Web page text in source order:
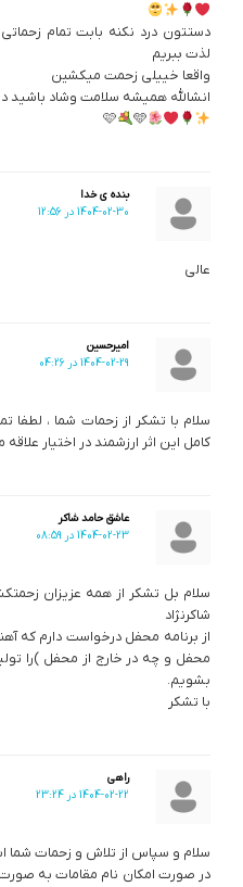
دستتون درد نکنه بابت تمام
لذت ببریم
واقعا خییلی زحمت میکشین
انشالله همیشه سلامت وشاد باشید در
🩷
🩵
بنده ی خدا
1404-02-30 در 12:56
عالی
امیرحسین
1404-02-29 در 04:26
سلام با تشکر از زحمات شما ، لطفا
کامل این اثر ارزشمند در اختیار علاقه
عاشق حامد شاکر
1404-02-23 در 08:59
سلام بل تشکر از همه عزیزان
شاکرنژاد
از برنامه محفل درخواست دارم که
محفل و چه در خارج از محفل )را
بشویم.
با تشکر
راهی
1404-02-22 در 23:24
سلام و سپاس از تلاش و زحمات شما
در صورت امکان نام مقامات به